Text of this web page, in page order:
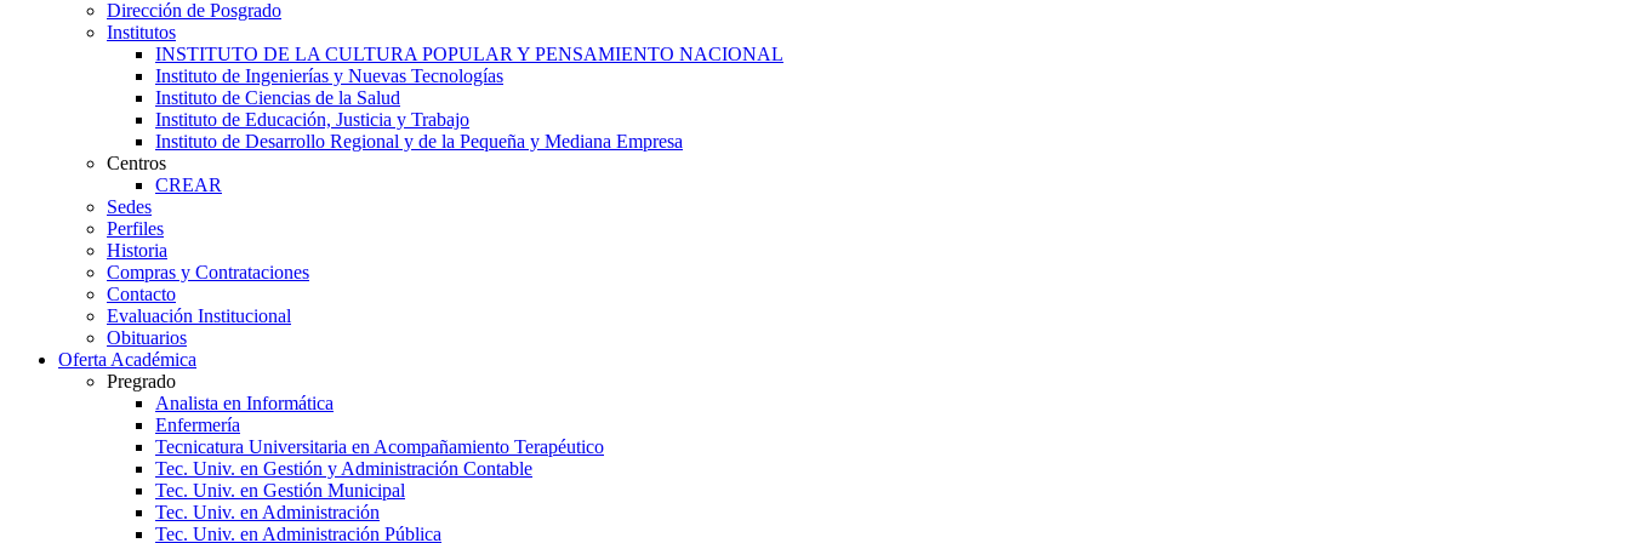
Dirección de Posgrado
Institutos
INSTITUTO DE LA CULTURA POPULAR Y PENSAMIENTO NACIONAL
Instituto de Ingenierías y Nuevas Tecnologías
Instituto de Ciencias de la Salud
Instituto de Educación, Justicia y Trabajo
Instituto de Desarrollo Regional y de la Pequeña y Mediana Empresa
Centros
CREAR
Sedes
Perfiles
Historia
Compras y Contrataciones
Contacto
Evaluación Institucional
Obituarios
Oferta Académica
Pregrado
Analista en Informática
Enfermería
Tecnicatura Universitaria en Acompañamiento Terapéutico
Tec. Univ. en Gestión y Administración Contable
Tec. Univ. en Gestión Municipal
Tec. Univ. en Administración
Tec. Univ. en Administración Pública